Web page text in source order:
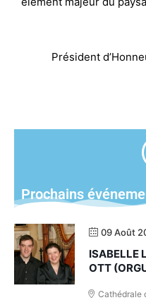
Président
Prochains
09 Août
ISABELLE
OTT
Cathédrale